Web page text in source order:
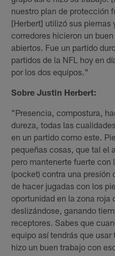
nuestro plan de protección
[Herbert] utilizó sus piernas
corredores hicieron un
abiertos. Fue un partido
partidos de la NFL hoy en
por los dos equipos."
Sobre Justin Herbert:
"Presencia, compostura,
dureza, todas las
en un partido como este.
pequeñas cosas, que tal el
pero mantenerte fuerte con
(pocket) contra una
de hacer jugadas con los
oportunidad en la zona roja
deslizándose, ganando
receptores. Sabes que
equipo así tendrás que
hizo un buen trabajo con